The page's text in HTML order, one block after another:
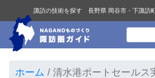
諏訪の技術を探す 長野県 岡谷市・下諏訪
ホーム 清水港ポートセールス